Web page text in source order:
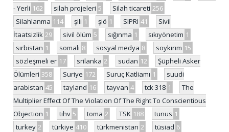
- Yerli 162 silah projeleri 5 Silah ticareti 256
Silahlanma 114 şili 1 şiö 1 SIPRI 41
Sivil
İtaatsizlik 29 sivil ölüm 5 sığınma 1 sıkıyönetim 1
sırbistan 1 somali 8 sosyal medya 8 soykırım 15
sözleşmeli er 17 srilanka 2 sudan 12
Şüpheli Asker
Ölümleri 358 Suriye 172 Suruç Katliamı 1
suudi
arabistan 45 tayland 16 tayvan 4 tck 318 1
The
Multiplier Effect Of The Violation Of The Right To Conscientious
Objection 1 tihv 5 toma 2 TSK 188 tunus 1
turkey 2 türkiye 410 türkmenistan 2 tüsiad 6